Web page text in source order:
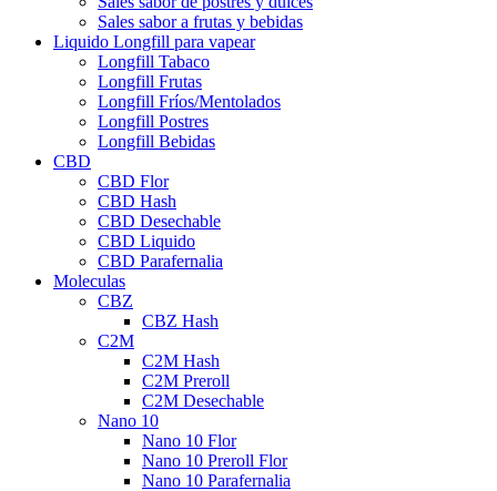
Sales sabor a frutas y bebidas
Liquido Longfill para vapear
Longfill Tabaco
Longfill Frutas
Longfill Fríos/Mentolados
Longfill Postres
Longfill Bebidas
CBD
CBD Flor
CBD Hash
CBD Desechable
CBD Liquido
CBD Parafernalia
Moleculas
CBZ
CBZ Hash
C2M
C2M Hash
C2M Preroll
C2M Desechable
Nano 10
Nano 10 Flor
Nano 10 Preroll Flor
Nano 10 Parafernalia